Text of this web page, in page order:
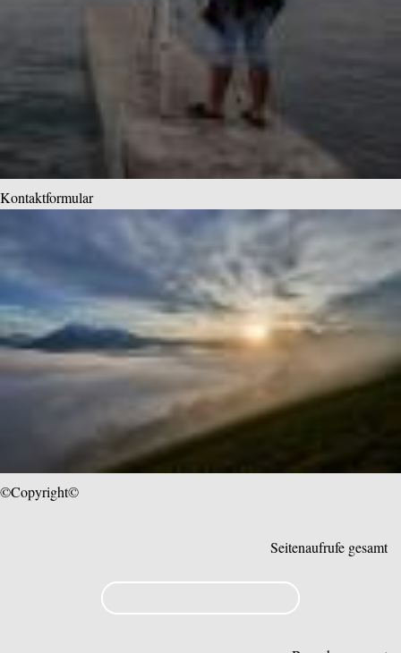
Kontaktformular
©Copyright©
Seitenaufrufe gesamt